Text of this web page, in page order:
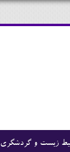
زیست و گردشگری